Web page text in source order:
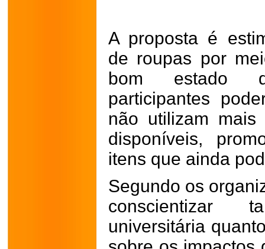
A proposta é
de roupas por
bom estado
participantes
não utilizam
disponíveis,
itens que ainda
Segundo os
conscientizar
universitária